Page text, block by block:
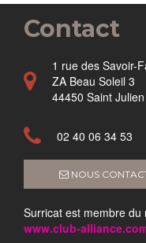
Contact
1 rue des Savoir-
ZA Beau Soleil 3
44450 Saint
02 40 06 34 53
NOUS
Surricat est membre du
www.club-